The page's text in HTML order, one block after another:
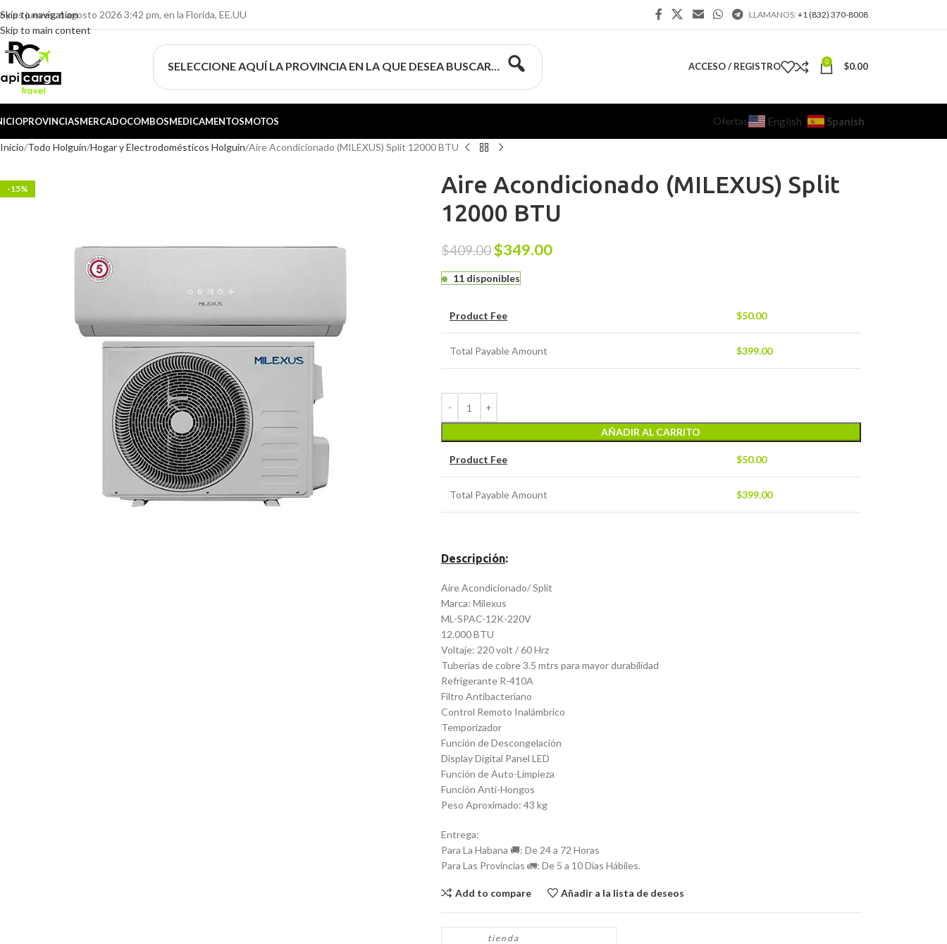
Skip to navigation
Skip to main content
es jueves, 6 agosto 2026 3:42 pm, en la Florida, EE.UU LLAMANOS: +1 (832) 370-8008
SELECCIONE AQUÍ LA PROVINCIA EN LA QUE DESEA BUSCAR… ACCESO / REGISTRO 0 $0.00
PROVINCIASMERCADOCOMBOSMEDICAMENTOSMOTOS Ofertas English Spanish
Inicio Todo Holguín Hogar y Electrodomésticos Holguín Aire Acondicionado (MILEXUS) Split 12000 BTU
-15%
Aire Acondicionado (MILEXUS) Split
12000 BTU
$409.00$349.00
11 disponibles
Product Fee $50.00
Total Payable Amount $399.00
AÑADIR AL CARRITO
Product Fee $50.00
Total Payable Amount $399.00
Descripción:
Aire Acondicionado/ Split
Marca: Milexus
ML-SPAC-12K-220V
12.000 BTU
Voltaje: 220 volt / 60 Hrz
Tuberías de cobre 3.5 mtrs para mayor durabilidad
Refrigerante R-410A
Filtro Antibacteriano
Control Remoto Inalámbrico
Temporizador
Función de Descongelación
Display Digital Panel LED
Función de Auto-Limpieza
Función Anti-Hongos
Peso Aproximado: 43 kg
Entrega:
Para La Habana 🚚: De 24 a 72 Horas
Para Las Provincias 🚛: De 5 a 10 Días Hábiles.
Add to compare Añadir a la lista de deseos
tienda